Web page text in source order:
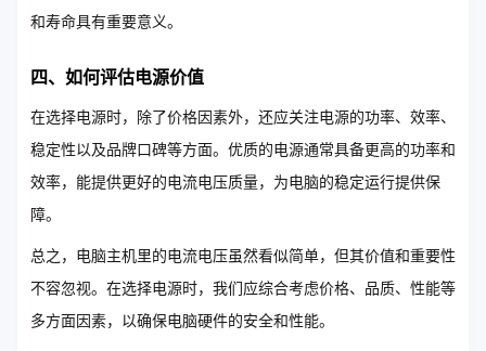
和寿命具有重要意义。
四、如何评估电源价值
在选择电源时，除了价格因素外，还应关注电源的功率、效率、
稳定性以及品牌口碑等方面。优质的电源通常具备更高的功率和
效率，能提供更好的电流电压质量，为电脑的稳定运行提供保
障。
总之，电脑主机里的电流电压虽然看似简单，但其价值和重要性
不容忽视。在选择电源时，我们应综合考虑价格、品质、性能等
多方面因素，以确保电脑硬件的安全和性能。